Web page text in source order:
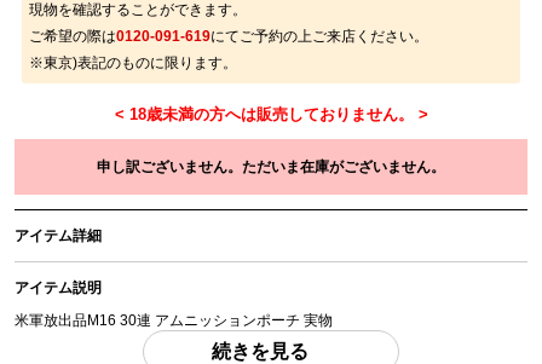
現物を確認することができます。
ご希望の際は0120-091-619にてご予約の上ご来店ください。
※東京)表記のものに限ります。
申し訳ございません。ただいま在庫がございません。
アイテム詳細
アイテム説明
米軍放出品M16 30連 アムニッションポーチ 実物
「付属品」・・・ 写真に写っているものが全てです。 （撮影、運搬備品は除
続きを見る